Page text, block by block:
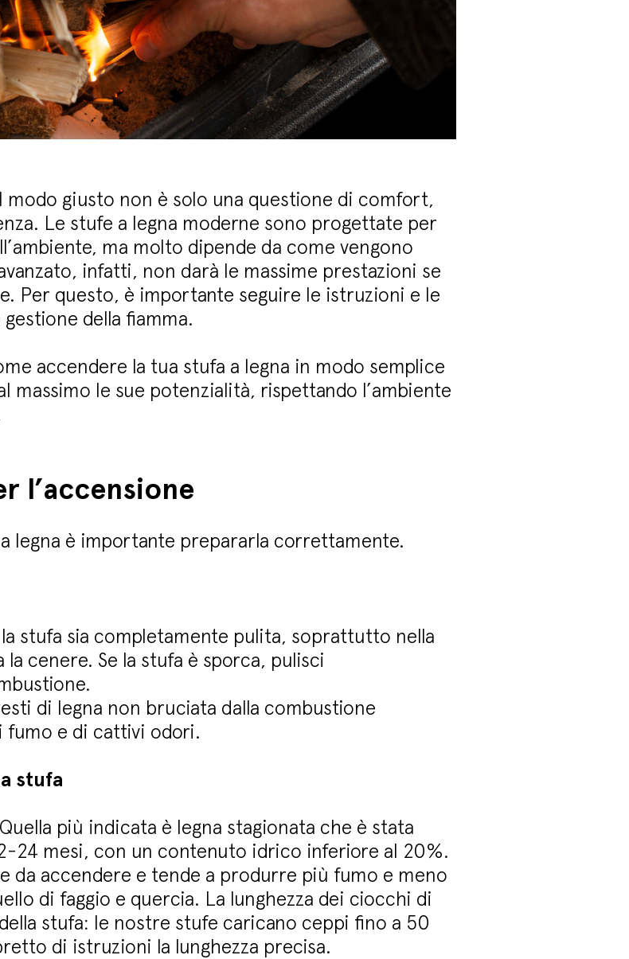
modo giusto non è solo una questione di comfort,
Le stufe a legna moderne sono progettate per
ma molto dipende da come vengono
infatti, non darà le massime prestazioni se
Per questo, è importante seguire le istruzioni e le
della fiamma.
accendere la tua stufa a legna in modo semplice
le sue potenzialità, rispettando l’ambiente
l’accensione
legna è importante prepararla correttamente.
stufa sia completamente pulita, soprattutto nella
cenere. Se la stufa è sporca, pulisci
di legna non bruciata dalla combustione
fumo e di cattivi odori.
stufa
più indicata è legna stagionata che è stata
24 mesi, con un contenuto idrico inferiore al 20%.
da accendere e tende a produrre più fumo e meno
di faggio e quercia. La lunghezza dei ciocchi di
stufa: le nostre stufe caricano ceppi fino a 50
di istruzioni la lunghezza precisa.